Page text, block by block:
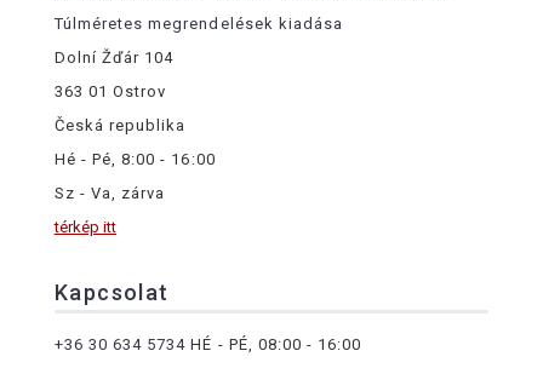
Túlméretes megrendelések kiadása
Dolní Žďár 104
363 01 Ostrov
Česká republika
Hé - Pé, 8:00 - 16:00
Sz - Va, zárva
térkép itt
Kapcsolat
+36 30 634 5734 HÉ - PÉ, 08:00 - 16:00